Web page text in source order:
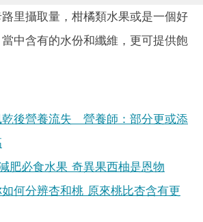
里攝取量，柑橘類水果或是一個好
中含有的水份和纖維，更可提供飽
乾後營養流失 營養師：部分更或添
肥必食水果 奇異果西柚是恩物
如何分辨杏和桃 原來桃比杏含有更